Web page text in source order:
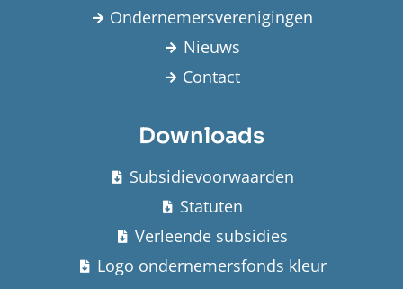
Ondernemersverenigingen
Nieuws
Contact
Downloads
Subsidievoorwaarden
Statuten
Verleende subsidies
Logo ondernemersfonds kleur